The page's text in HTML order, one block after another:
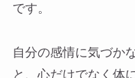
です。
自分の感情に気づか
と、心だけでなく体